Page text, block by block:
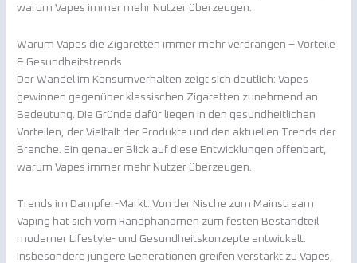
warum Vapes immer mehr Nutzer überzeugen.
Warum Vapes die Zigaretten immer mehr verdrängen – Vorteile
& Gesundheitstrends
Der Wandel im Konsumverhalten zeigt sich deutlich: Vapes
gewinnen gegenüber klassischen Zigaretten zunehmend an
Bedeutung. Die Gründe dafür liegen in den gesundheitlichen
Vorteilen, der Vielfalt der Produkte und den aktuellen Trends der
Branche. Ein genauer Blick auf diese Entwicklungen offenbart,
warum Vapes immer mehr Nutzer überzeugen.
Trends im Dampfer-Markt: Von der Nische zum Mainstream
Vaping hat sich vom Randphänomen zum festen Bestandteil
moderner Lifestyle- und Gesundheitskonzepte entwickelt.
Insbesondere jüngere Generationen greifen verstärkt zu Vapes,